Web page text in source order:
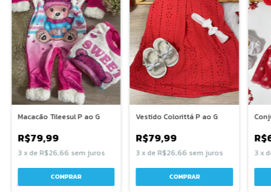
Macacão Tileesul P ao G
R$79,99
3 xde R$26,66 sem juros
COMPRAR
Vestido Colorittá P ao G
R$79,99
3 xde R$26,66 sem juros
COMPRAR
3 x